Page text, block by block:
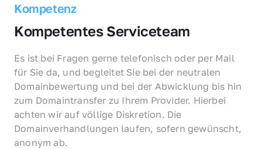
Kompetenz
Kompetentes Serviceteam
Es ist bei Fragen gerne telefonisch oder per Mail
für Sie da, und begleitet Sie bei der neutralen
Domainbewertung und bei der Abwicklung bis hin
zum Domaintransfer zu Ihrem Provider. Hierbei
achten wir auf völlige Diskretion. Die
Domainverhandlungen laufen, sofern gewünscht,
anonym ab.